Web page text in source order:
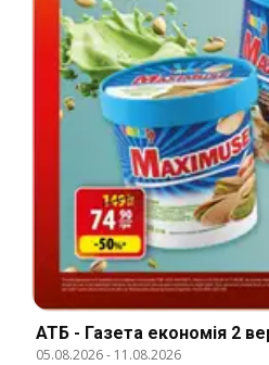
АТБ - Газета економія 2
05.08.2026- 11.08.2026